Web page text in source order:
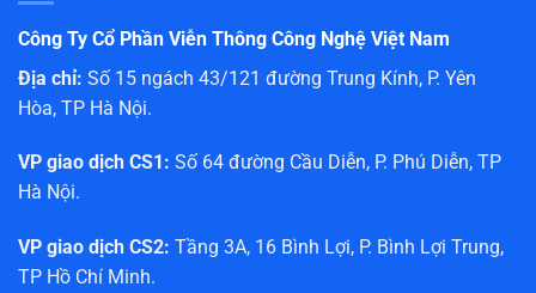
Công Ty Cổ Phần Viễn Thông Công Nghệ Việt Nam
Địa chỉ: Số 15 ngách 43/121 đường Trung Kính, P. Yên
Hòa, TP Hà Nội.
VP giao dịch CS1: Số 64 đường Cầu Diễn, P. Phú Diễn, TP
Hà Nội.
VP giao dịch CS2: Tầng 3A, 16 Bình Lợi, P. Bình Lợi Trung,
TP Hồ Chí Minh.